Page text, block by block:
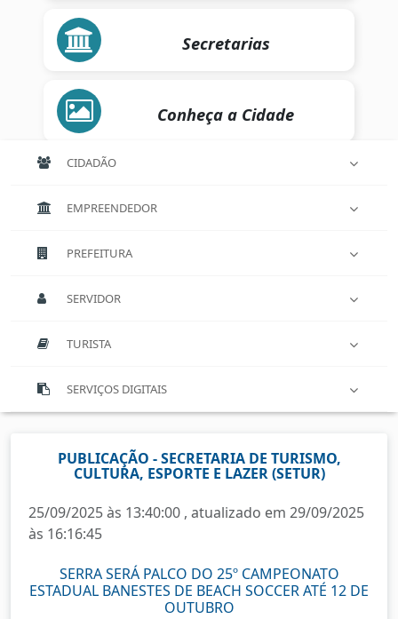
Secretarias
Conheça a Cidade
CIDADÃO
EMPREENDEDOR
PREFEITURA
SERVIDOR
TURISTA
SERVIÇOS DIGITAIS
PUBLICAÇÃO - SECRETARIA DE TURISMO,
CULTURA, ESPORTE E LAZER (SETUR)
25/09/2025 às 13:40:00 , atualizado em 29/09/2025
às 16:16:45
SERRA SERÁ PALCO DO 25º CAMPEONATO
ESTADUAL BANESTES DE BEACH SOCCER ATÉ 12 DE
OUTUBRO